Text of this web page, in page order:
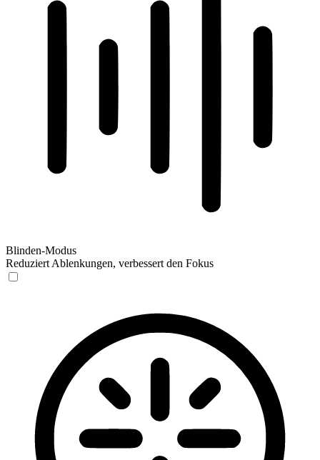
Blinden-Modus
Reduziert Ablenkungen, verbessert den Fokus